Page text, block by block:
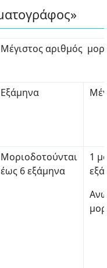
Μέγιστος αριθμός
Εξάμηνα
Μοριοδοτούνται
έως 6 εξάμηνα
1